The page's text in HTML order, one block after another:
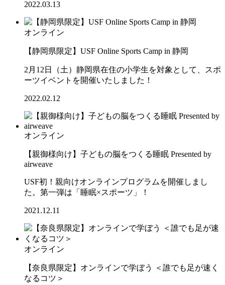
2022.03.13
オンライン
【静岡県限定】USF Online Sports Camp in 静岡
2月12日（土）静岡県在住の小学生を対象として、スポ
ーツイベントを開催いたしました！
2022.02.12
オンライン
【親御様向け】子どもの脳をつくる睡眠 Presented by
airweave
USF初！親向けオンラインプログラムを開催しまし
た。第一弾は「睡眠×スポーツ」！
2021.12.11
オンライン
【奈良県限定】オンラインで学ぼう ＜誰でも足が速く
なるコツ＞